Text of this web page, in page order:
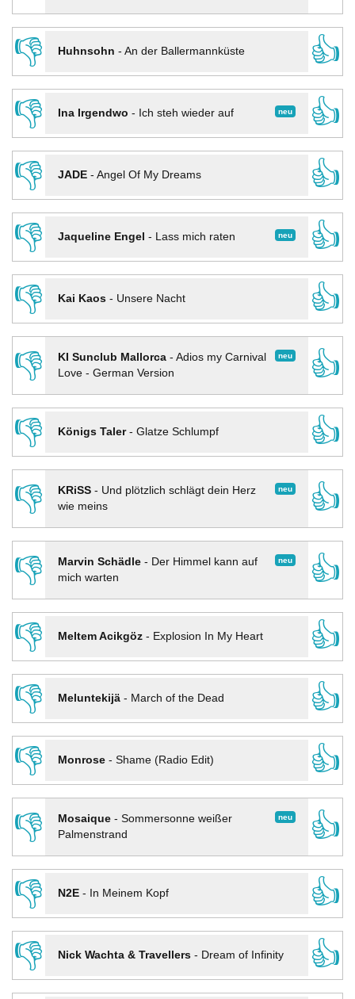
👎
Huhnsohn - An der Ballermannküste
👍
👎
neu
Ina Irgendwo - Ich steh wieder auf
👍
👎
JADE- Angel Of My Dreams
👍
👎
neu
Jaqueline Engel - Lass mich raten
👍
👎
Kai Kaos- Unsere Nacht
👍
👎
neu
KI Sunclub Mallorca- Adios my Carnival
Love - German Version
👍
👎
Königs Taler- Glatze Schlumpf
👍
👎
neu
KRiSS- Und plötzlich schlägt dein Herz
wie meins
👍
👎 neu
Marvin Schädle- Der Himmel kann auf
mich warten
👍
👎
Meltem Acikgöz- Explosion In My Heart
👍
👎
Meluntekijä- March of the Dead
👍
👎
Monrose- Shame (Radio Edit)
👍
👎
neu
Mosaique- Sommersonne weißer
Palmenstrand
👍
👎
N2E- In Meinem Kopf
👍
👎
Nick Wachta & Travellers- Dream of Infinity
👍